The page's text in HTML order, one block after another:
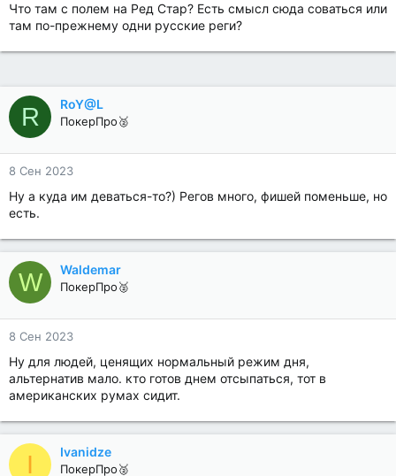
Что там с полем на Ред Стар? Есть смысл сюда соваться или
там по-прежнему одни русские реги?
R RoY@L
ПокерПро🥈
8 Сен 2023
Ну а куда им деваться-то?) Регов много, фишей поменьше, но
есть.
W Waldemar
ПокерПро🥈
8 Сен 2023
Ну для людей, ценящих нормальный режим дня,
альтернатив мало. кто готов днем отсыпаться, тот в
американских румах сидит.
I Ivanidze
ПокерПро🥈